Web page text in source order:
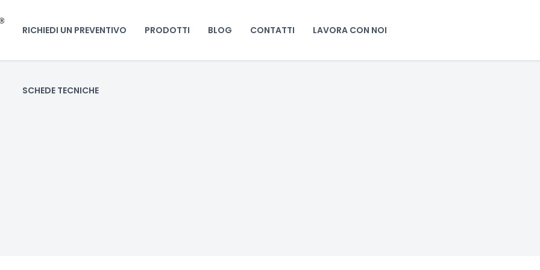
RICHIEDI UN PREVENTIVO PRODOTTI BLOG CONTATTI LAVORA CON NOI
SCHEDE TECNICHE